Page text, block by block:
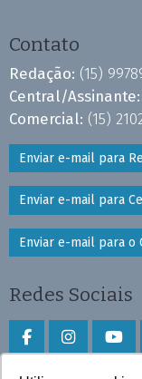
Contato
Redação: (15)
Central/Assinante:
Comercial: (15)
Enviar e-mail para
Enviar e-mail para
Enviar e-mail para o
Redes Sociais